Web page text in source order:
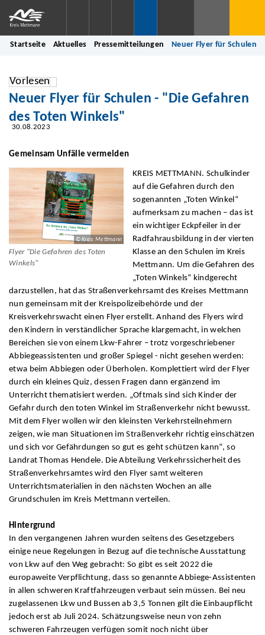
Startseite Aktuelles Pressemitteilungen Neuer Flyer für Schulen
Vorlesen
Neuer Flyer für Schulen - "Die Gefahren
des Toten Winkels"
30.08.2023
Gemeinsam Unfälle vermeiden
© Kreis Mettmann
Flyer "Die Gefahren des Toten
Winkels"
KREIS METTMANN. Schulkinder
auf die Gefahren durch den
sogenannten „Toten Winkel“
aufmerksam zu machen – das ist
ein wichtiger Eckpfeiler in der
Radfahrausbildung in der vierten
Klasse an den Schulen im Kreis
Mettmann. Um die Gefahren des
„Toten Winkels“ kindgerecht
darzustellen, hat das Straßenverkehrsamt des Kreises Mettmann
nun gemeinsam mit der Kreispolizeibehörde und der
Kreisverkehrswacht einen Flyer erstellt. Anhand des Flyers wird
den Kindern in verständlicher Sprache klargemacht, in welchen
Bereichen sie von einem Lkw-Fahrer – trotz vorgeschriebener
Abbiegeassistenten und großer Spiegel - nicht gesehen werden:
etwa beim Abbiegen oder Überholen. Komplettiert wird der Flyer
durch ein kleines Quiz, dessen Fragen dann ergänzend im
Unterricht thematisiert werden. „Oftmals sind sich Kinder der
Gefahr durch den toten Winkel im Straßenverkehr nicht bewusst.
Mit dem Flyer wollen wir den kleinsten Verkehrsteilnehmern
zeigen, wie man Situationen im Straßenverkehr richtig einschätzen
und sich vor Gefährdungen so gut es geht schützen kann“, so
Landrat Thomas Hendele. Die Abteilung Verkehrssicherheit des
Straßenverkehrsamtes wird den Flyer samt weiteren
Unterrichtsmaterialien in den nächsten Wochen an alle
Grundschulen im Kreis Mettmann verteilen.
Hintergrund
In den vergangenen Jahren wurden seitens des Gesetzgebers
einige neue Regelungen in Bezug auf die technische Ausstattung
von Lkw auf den Weg gebracht: So gibt es seit 2022 die
europaweite Verpflichtung, dass so genannte Abbiege-Assistenten
in allen schweren Kraftfahrzeugen verbaut sein müssen. Bei neu
zugelassenen Lkw und Bussen ab 3,5 Tonnen gilt die Einbaupflicht
jedoch erst ab Juli 2024. Schätzungsweise neun von zehn
schweren Fahrzeugen verfügen somit noch nicht über